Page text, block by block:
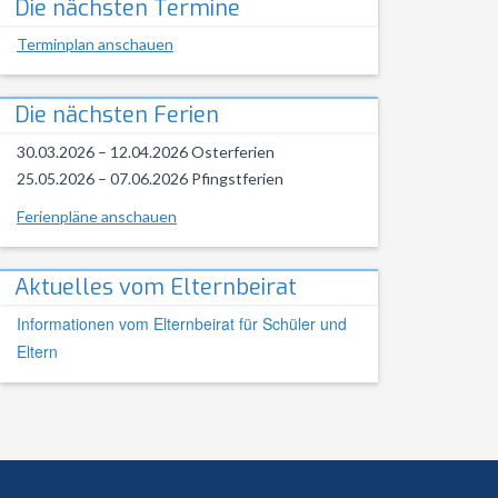
Die nächsten Termine
Terminplan anschauen
Die nächsten Ferien
30.03.2026 – 12.04.2026 Osterferien
25.05.2026 – 07.06.2026 Pfingstferien
Ferienpläne anschauen
Aktuelles vom Elternbeirat
Informationen vom Elternbeirat für Schüler und
Eltern